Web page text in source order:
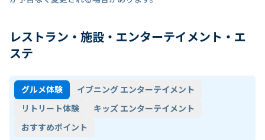
レストラン・施設・エンターテイメント・エ
ステ
グルメ体験
イブニング エンターテイメント
リトリート体験
キッズ エンターテイメント
おすすめポイント